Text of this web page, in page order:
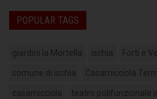
POPULAR TAGS
giardini la Mortella ischia Forti e
comune di ischia Casamicciola
casamicciola teatro polifunzionale